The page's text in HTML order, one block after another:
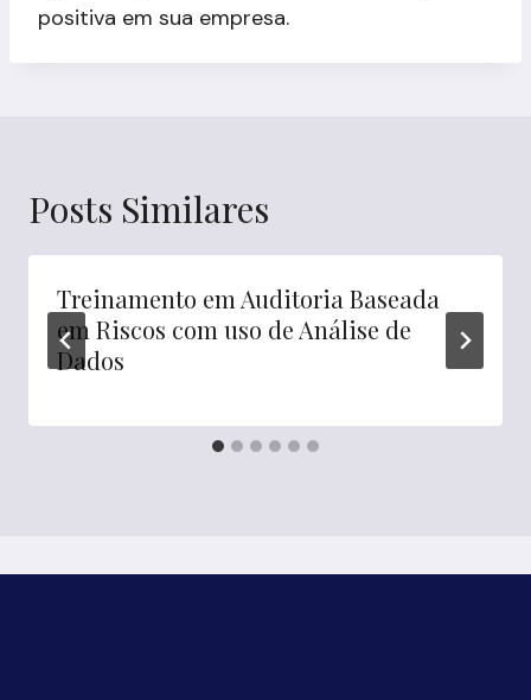
positiva em sua empresa.
Posts Similares
Treinamento em Auditoria Baseada
em Riscos com uso de Análise de
Dados